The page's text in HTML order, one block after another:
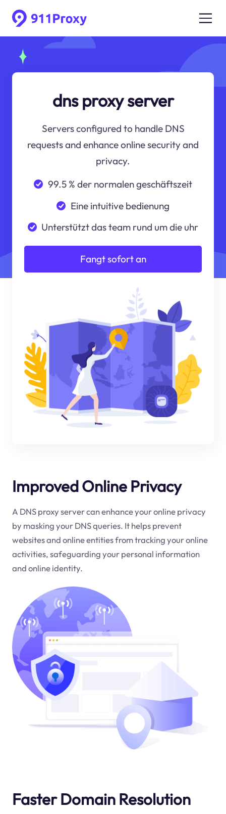
dns proxy server
Servers configured to handle DNS
requests and enhance online security and
privacy.
99.5 % der normalen geschäftszeit
Eine intuitive bedienung
Unterstützt das team rund um die uhr
Fangt sofort an
Improved Online Privacy
A DNS proxy server can enhance your online privacy
by masking your DNS queries. It helps prevent
websites and online entities from tracking your online
activities, safeguarding your personal information
and online identity.
Faster Domain Resolution